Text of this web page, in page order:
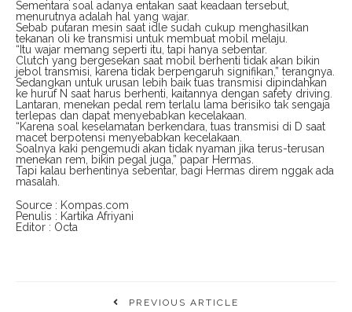
Sementara soal adanya entakan saat keadaan tersebut,
menurutnya adalah hal yang wajar.
Sebab putaran mesin saat idle sudah cukup menghasilkan
tekanan oli ke transmisi untuk membuat mobil melaju.
“Itu wajar memang seperti itu, tapi hanya sebentar.
Clutch yang bergesekan saat mobil berhenti tidak akan bikin
jebol transmisi, karena tidak berpengaruh signifikan,” terangnya.
Sedangkan untuk urusan lebih baik tuas transmisi dipindahkan
ke huruf N saat harus berhenti, kaitannya dengan safety driving.
Lantaran, menekan pedal rem terlalu lama berisiko tak sengaja
terlepas dan dapat menyebabkan kecelakaan.
“Karena soal keselamatan berkendara, tuas transmisi di D saat
macet berpotensi menyebabkan kecelakaan.
Soalnya kaki pengemudi akan tidak nyaman jika terus-terusan
menekan rem, bikin pegal juga,” papar Hermas.
Tapi kalau berhentinya sebentar, bagi Hermas direm nggak ada
masalah.
Source : Kompas.com
Penulis : Kartika Afriyani
Editor : Octa
PREVIOUS ARTICLE